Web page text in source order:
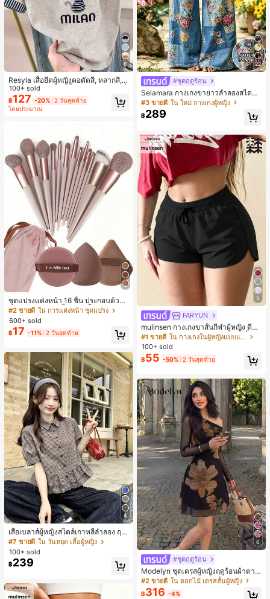
6
Resyla เสื้อยืดผู้หญิงคอตัดสี, หลากสี, ล
ายพิมพ์แมวน่ารัก, เสื้อสำหรับออกไปเที่
ยวฤดูร้อน, ดีไซน์กราฟิก, ความรู้สึกพรีเ
มียม, ลำลองอเนกประสงค์, สวมใส่ประ
จำวัน, กลางแจ้ง, ช้อปปิ้ง, การเดินทาง
100+ sold
฿127 -20% 2 วันสุดท้าย
โดยประมาณ
ชุดแปรงแต่งหน้า 16 ชิ้น ประกอบด้วยแ
ปรงแต่งหน้า 13 ชิ้น, ฟองน้ำแต่งหน้ารู
ปหยดน้ำ 1 ชิ้น, แปรงแป้งรองพื้นกลม 1
ชิ้น และฟองน้ำแต่งหน้ารูปสามเหลี่ยม
1 ชิ้น - ชุดคลาสสิก ทำจากขนสังเคราะ
ห์นุ่มและเป็นมิตรต่อผิว เหมาะสำหรับผู้
หญิงและเด็กผู้หญิง เหมาะสำหรับฤดูใบ
ไม้ร่วงและฤดูหนาว
#2 ขายดี ใน การแต่งหน้า ชุดแปรง
600+ sold
฿17 -11% 2 วันสุดท้าย
4
เสื้อเบลาส์ผู้หญิงสไตล์เกาหลีลำลอง ฤดู
ใบไม้ผลิ/ฤดูร้อนใหม่ ชายระบาย ชิคแล
ะหรูหรา
#7 ขายดี ใน วันหยุด เสื้อผู้หญิง
100+ sold
฿239
22
#ชุดฤดูร้อน
Selamara กางเกงขายาวลำลองสไตล์โ
บฮีเมียนสำหรับพักผ่อน สีกากี ผิวสัมผัส
มีเท็กซ์เจอร์ เอวสูงทรงหลวม เอวยางยืด
พร้อมเชือกรูด ทรงขาตรงทิ้งตัว ขากว้า
ดินทาง
#3 ขายดี ใน ใหม่ กางเกงผู้หญิง
฿289
5
FARYUN
mulinsen กางเกงขาสั้นกีฬาผู้หญิง ดีไซ
น์ปลายเปิด เอวยืดหยุ่น กางเกงขาสั้น
ลำลองกีฬาฤดูร้อน ความยาว 3/4
#1 ขายดี
ใน กางเกงในผู้หญิงแบบแอคทีฟ
100+ sold
฿55 -50% 2 วันสุดท้าย
6
#ชุดฤดูร้อน
Modelyn ชุดเดรสผู้หญิงฤดูร้อนผ้าตาข่
ายพิมพ์ลาย คอไม่สมมาตร จับจีบ หรูหร
า เซ็กซี่
#2 ขายดี ใน ดอกไม้ เดรสสั้นผู้หญิง
฿316 -4%